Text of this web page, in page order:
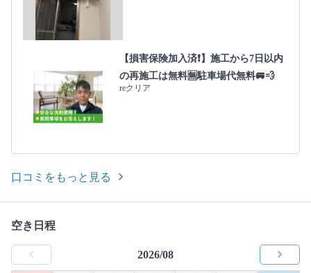
【損害保険加入済❗️】施工から7日以内
の再施工は無料🈚️駐車場代無料🚐💨
reクリア
口コミをもっと見る
空き日程
2026/08